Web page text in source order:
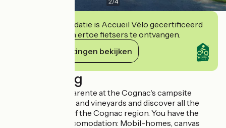
Deze accommodatie is Accueil Vélo gecertificeerd
en verbindt zich ertoe fietsers te ontvangen.
Haar verplichtingen bekijken
Beschrijving
Enjoy a stay in Charente at the Cognac's campsite
between the river and vineyards and discover all the
heritages riches of the Cognac region. You have the
choice of your accomodation: Mobil-homes, canvas